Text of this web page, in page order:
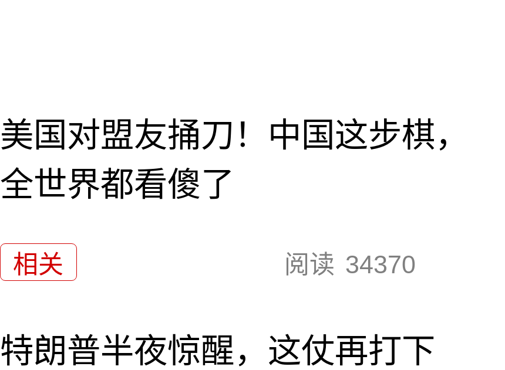
美国对盟友捅刀！中国这步棋，
全世界都看傻了
相关 阅读 34370
特朗普半夜惊醒，这仗再打下